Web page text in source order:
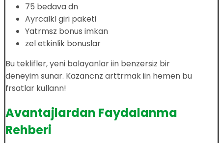
75 bedava dn
Ayrcalkl giri paketi
Yatrmsz bonus imkan
zel etkinlik bonuslar
Bu teklifler, yeni balayanlar iin benzersiz bir
deneyim sunar. Kazancnz arttrmak iin hemen bu
frsatlar kullann!
Avantajlardan Faydalanma
Rehberi